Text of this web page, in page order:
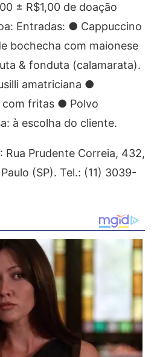
± R$1,00 de doação
Entradas: ● Cappuccino
bochecha com maionese
& fonduta (calamarata).
amatriciana ●
com fritas ● Polvo
à escolha do cliente.
Rua Prudente Correia, 432,
(SP). Tel.: (11) 3039-